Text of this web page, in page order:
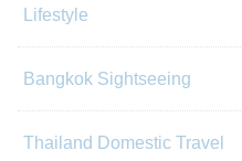
Lifestyle
Bangkok Sightseeing
Thailand Domestic Travel